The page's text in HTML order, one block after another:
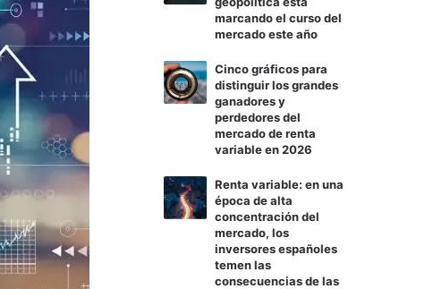
marcando el curso del
mercado este año
Cinco gráficos para
distinguir los grandes
ganadores y
perdedores del
mercado de renta
variable en 2026
Renta variable: en una
época de alta
concentración del
mercado, los
inversores españoles
temen las
consecuencias de las